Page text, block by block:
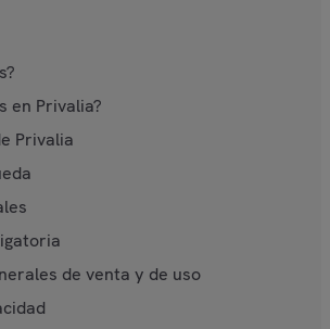
en Privalia?
Privalia
de venta y de uso